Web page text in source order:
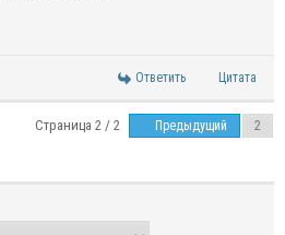
Ответить Цитата
Страница 2 / 2 Предыдущий